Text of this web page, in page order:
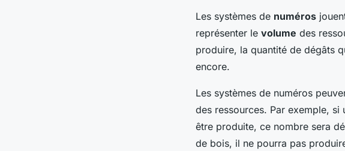
Les systèmes de numéros
représenter le volume des
produire, la quantité de dégâts
encore.
Les systèmes de numéros
des ressources. Par exemple,
être produite, ce nombre sera
de bois, il ne pourra pas